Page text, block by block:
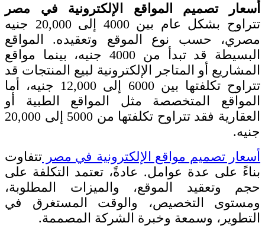
أسعار تصميم المواقع الإلكترونية في مصر
تتراوح بشكل عام بين 4000 إلى 20,000 جنيه
مصري، حسب نوع الموقع وتعقيده. المواقع
البسيطة قد تبدأ من 4000 جنيه، بينما مواقع
المشاريع أو المتاجر الإلكترونية لبيع المنتجات قد
تتراوح تكلفتها بين 6000 إلى 12,000 جنيه، أما
المواقع المتخصصة مثل المواقع الطبية أو
العقارية فقد تتراوح تكلفتها من 5000 إلى 20,000
جنيه.
أسعار تصميم مواقع الإلكترونية في مصر تتفاوت
بناءً على عدة عوامل. عادةً، تعتمد التكلفة على
حجم وتعقيد الموقع، والميزات المطلوبة،
ومستوى التخصيص، والوقت المستغرق في
التطوير، وسمعة وخبرة الشركة المصممة.